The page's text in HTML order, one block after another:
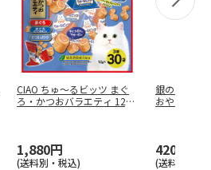
CIAO ちゅ～るビッツ まぐ
ろ・かつおバラエティ 12g
1,880円
(送料別・税込)
銀のスプー
おやつ にっ
420円
(送料別・税